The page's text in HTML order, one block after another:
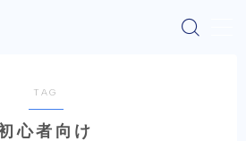
TAG
心者向け